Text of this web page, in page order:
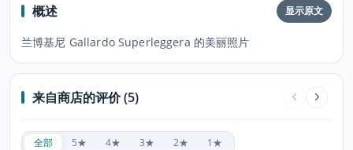
概述 显示原文
兰博基尼 Gallardo Superleggera 的美丽照片
来自商店的评价 (5)
全部 5★ 4★ 3★ 2★ 1★